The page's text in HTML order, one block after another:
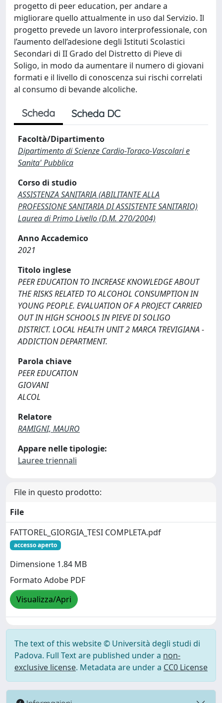
progetto di peer education, per andare a
migliorare quello attualmente in uso dal Servizio. Il
progetto prevede un lavoro interprofessionale, con
l’aumento dell’adesione degli Istituti Scolastici
Secondari di II Grado del Distretto di Pieve di
Soligo, in modo da aumentare il numero di giovani
formati e il livello di conoscenza sui rischi correlati
al consumo di bevande alcoliche.
Scheda Scheda DC
Facoltà/Dipartimento
Dipartimento di Scienze Cardio-Toraco-Vascolari e
Sanita' Pubblica
Corso di studio
ASSISTENZA SANITARIA (ABILITANTE ALLA
PROFESSIONE SANITARIA DI ASSISTENTE SANITARIO)
Laurea di Primo Livello (D.M. 270/2004)
Anno Accademico
2021
Titolo inglese
PEER EDUCATION TO INCREASE KNOWLEDGE ABOUT
THE RISKS RELATED TO ALCOHOL CONSUMPTION IN
YOUNG PEOPLE. EVALUATION OF A PROJECT CARRIED
OUT IN HIGH SCHOOLS IN PIEVE DI SOLIGO
DISTRICT. LOCAL HEALTH UNIT 2 MARCA TREVIGIANA -
ADDICTION DEPARTMENT.
Parola chiave
PEER EDUCATION
GIOVANI
ALCOL
Relatore
RAMIGNI, MAURO
Appare nelle tipologie:
Lauree triennali
File in questo prodotto:
File
FATTOREL_GIORGIA_TESI COMPLETA.pdf
accesso aperto
Dimensione 1.84 MB
Formato Adobe PDF
Visualizza/Apri
The text of this website © Università degli studi di
Padova. Full Text are published under a non-
exclusive license. Metadata are under a CC0 License